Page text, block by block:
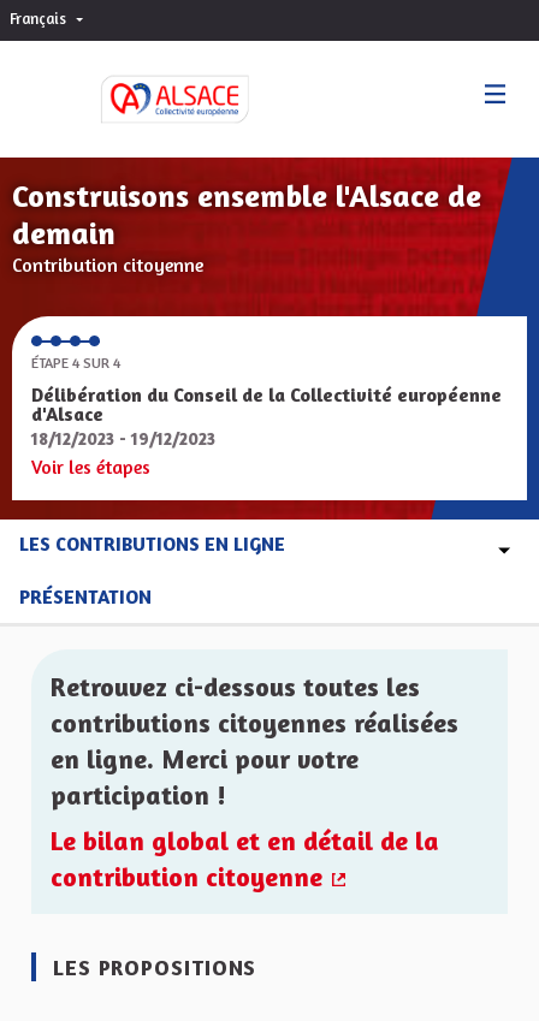
Français Choisir la langue
Construisons ensemble l'Alsace de
demain
Contribution citoyenne
ÉTAPE 4 SUR 4
Délibération du Conseil de la Collectivité européenne
d'Alsace
18/12/2023 - 19/12/2023
Voir les étapes
LES CONTRIBUTIONS EN LIGNE
PRÉSENTATION
Retrouvez ci-dessous toutes les
contributions citoyennes réalisées
en ligne. Merci pour votre
participation !
Le bilan global et en détail de la
contribution citoyenne
LES PROPOSITIONS